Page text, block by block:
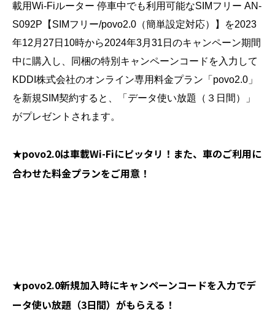
載用Wi-Fiルーター 停車中でも利用可能なSIMフリー AN-
S092P【SIMフリー/povo2.0（簡単設定対応）】を2023
年12月27日10時から2024年3月31日のキャンペーン期間
中に購入し、同梱の特別キャンペーンコードを入力して
KDDI株式会社のオンライン専用料金プラン「povo2.0」
を新規SIM契約すると、「データ使い放題（３日間）」
がプレゼントされます。
★povo2.0は車載Wi-Fiにピッタリ！また、車のご利用に
合わせた料金プランをご用意！
★povo2.0新規加入時にキャンペーンコードを入力でデ
ータ使い放題（3日間）がもらえる！